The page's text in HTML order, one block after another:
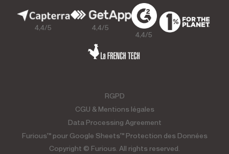
4,4/5
4,4/5
4,4/5
Copyright © Furious. All rights reserved.
RGPD
CGU & Mentions légales
Data Processing Agreement
Furious™ pour Google Sheets™ Protection des Données